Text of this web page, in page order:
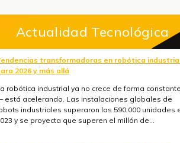
Actualidad Tecnológica
transformadoras en robótica
2026 y más allá
robótica industrial ya no crece de forma constante
está acelerando. Las instalaciones globales de
industriales superaron las 590.000 unidades
y se proyecta que superen el millón de...